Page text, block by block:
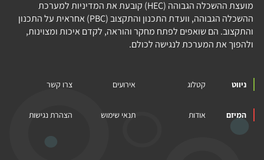
מועצת ההשכלה הגבוהה (HEC) קובעת את המדיניות למערכת
ההשכלה הגבוהה, וועדת התכנון והתקצוב (PBC) אחראית על התכנון
והתקצוב. הם שואפים לפתח מחקר והוראה, לקדם איכות ומצוינות,
ולהפוך את המערכת לנגישה לכולם.
ניווט קטלוג אירועים צרו קשר
המיזם אודות תנאי שימוש הצהרת נגישות